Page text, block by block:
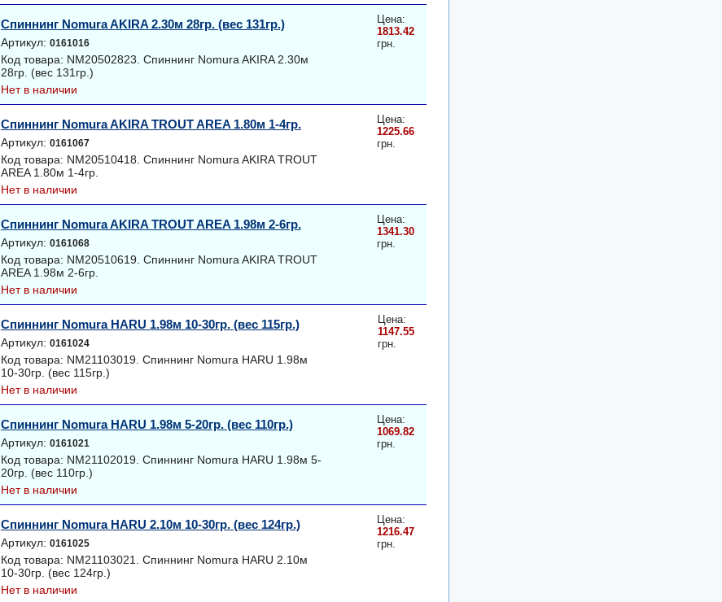
Спиннинг Nomura AKIRA 2.30м 28гр. (вес 131гр.)
Артикул: 0161016
Код товара: NM20502823. Спиннинг Nomura AKIRA 2.30м
28гр. (вес 131гр.)
Нет в наличии
Цена:
1813.42
грн.
Спиннинг Nomura AKIRA TROUT AREA 1.80м 1-4гр.
Артикул: 0161067
Код товара: NM20510418. Спиннинг Nomura AKIRA TROUT
AREA 1.80м 1-4гр.
Нет в наличии
Цена:
1225.66
грн.
Спиннинг Nomura AKIRA TROUT AREA 1.98м 2-6гр.
Артикул: 0161068
Код товара: NM20510619. Спиннинг Nomura AKIRA TROUT
AREA 1.98м 2-6гр.
Нет в наличии
Цена:
1341.30
грн.
Спиннинг Nomura HARU 1.98м 10-30гр. (вес 115гр.)
Артикул: 0161024
Код товара: NM21103019. Спиннинг Nomura HARU 1.98м
10-30гр. (вес 115гр.)
Нет в наличии
Цена:
1147.55
грн.
Спиннинг Nomura HARU 1.98м 5-20гр. (вес 110гр.)
Артикул: 0161021
Код товара: NM21102019. Спиннинг Nomura HARU 1.98м 5-
20гр. (вес 110гр.)
Нет в наличии
Цена:
1069.82
грн.
Спиннинг Nomura HARU 2.10м 10-30гр. (вес 124гр.)
Артикул: 0161025
Код товара: NM21103021. Спиннинг Nomura HARU 2.10м
10-30гр. (вес 124гр.)
Нет в наличии
Цена:
1216.47
грн.